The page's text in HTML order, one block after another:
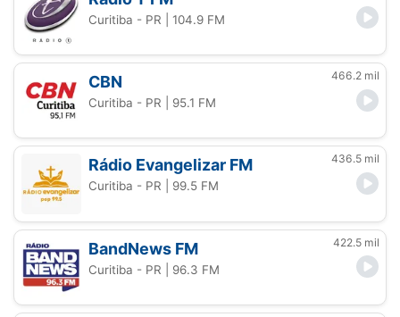
Curitiba - PR | 104.9 FM
CBN 466.2 mil
Curitiba - PR | 95.1 FM
Rádio Evangelizar FM 436.5 mil
Curitiba - PR | 99.5 FM
BandNews FM 422.5 mil
Curitiba - PR | 96.3 FM